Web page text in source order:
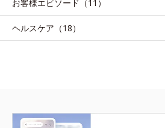
お客様エピソード（11）
ヘルスケア（18）